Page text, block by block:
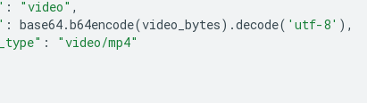
: "video" ,
: base64.b64encode(video_bytes) .decode( 'utf-8' ),
:
"video/mp4"